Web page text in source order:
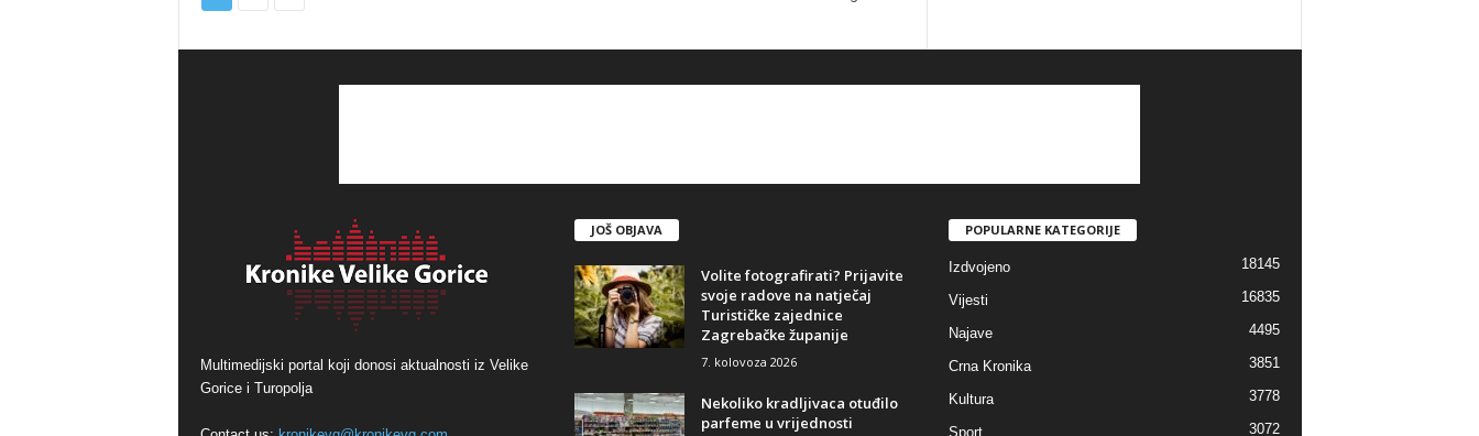
Multimedijski portal koji donosi aktualnosti iz Velike
Gorice i Turopolja
JOŠ OBJAVA
Volite fotografirati? Prijavite
svoje radove na natječaj
Turističke zajednice
Zagrebačke županije
7. kolovoza 2026
Nekoliko kradljivaca otuđilo
parfeme u vrijednosti
POPULARNE KATEGORIJE
Izdvojeno 18145
Vijesti 16835
Najave 4495
Crna Kronika 3851
Kultura 3778
Sport 3072